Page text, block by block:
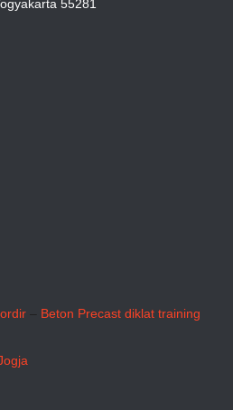
55281
– Beton Precast diklat training